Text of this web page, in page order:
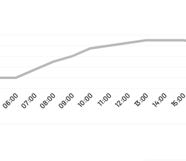
06:0007:0008:0009:0010:00 11:00 12:00 13:00 14:00 15:00